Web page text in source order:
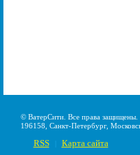
© ВатерСити. Все права защищены.
196158, Санкт-Петербург,
RSS Карта сайта